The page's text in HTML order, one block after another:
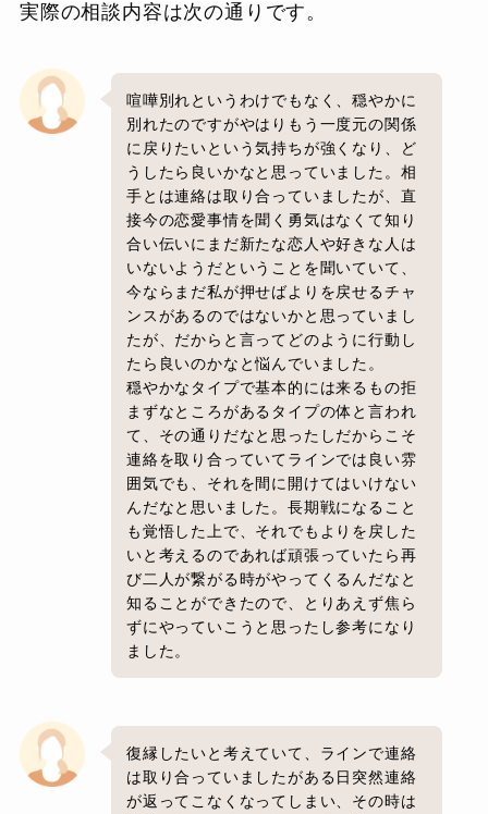
実際の相談内容は次の通りです。
喧嘩別れというわけでもなく、穏やかに
別れたのですがやはりもう一度元の関係
に戻りたいという気持ちが強くなり、ど
うしたら良いかなと思っていました。相
手とは連絡は取り合っていましたが、直
接今の恋愛事情を聞く勇気はなくて知り
合い伝いにまだ新たな恋人や好きな人は
いないようだということを聞いていて、
今ならまだ私が押せばよりを戻せるチャ
ンスがあるのではないかと思っていまし
たが、だからと言ってどのように行動し
たら良いのかなと悩んでいました。
穏やかなタイプで基本的には来るもの拒
まずなところがあるタイプの体と言われ
て、その通りだなと思ったしだからこそ
連絡を取り合っていてラインでは良い雰
囲気でも、それを間に開けてはいけない
んだなと思いました。長期戦になること
も覚悟した上で、それでもよりを戻した
いと考えるのであれば頑張っていたら再
び二人が繋がる時がやってくるんだなと
知ることができたので、とりあえず焦ら
ずにやっていこうと思ったし参考になり
ました。
復縁したいと考えていて、ラインで連絡
は取り合っていましたがある日突然連絡
が返ってこなくなってしまい、その時は